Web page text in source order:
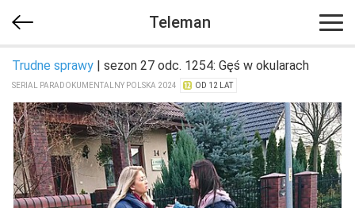
Teleman
Trudne sprawy | sezon 27 odc. 1254: Gęś w okularach
SERIAL PARADOKUMENTALNY POLSKA 2024 OD 12 LAT